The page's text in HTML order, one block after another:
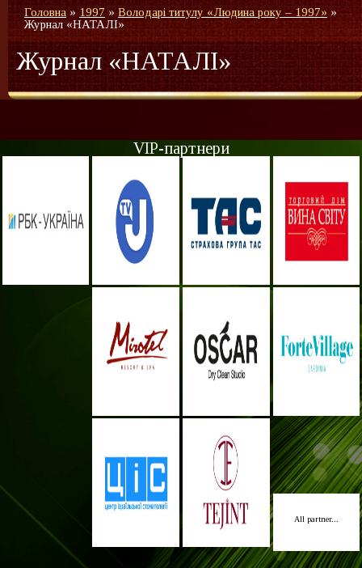
Головна »1997»Володарі титулу «Людина року – 1997» »
Журнал «НАТАЛІ»
Журнал «НАТАЛІ»
VIP-партнери
All partner...